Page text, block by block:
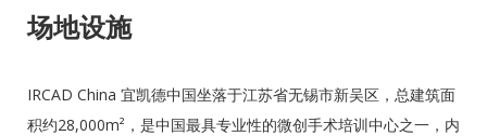
场地设施
IRCAD China 宜凯德中国坐落于江苏省无锡市新吴区，总建筑面
积约28,000m²，是中国最具专业性的微创手术培训中心之一，内